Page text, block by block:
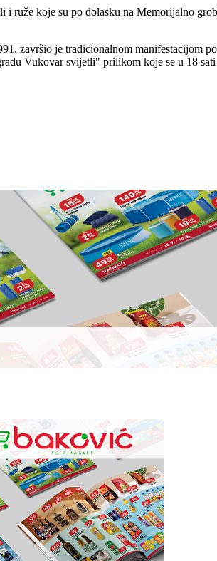
i ruže koje su po dolasku na Memorijalno
završio je tradicionalnom manifestacijom
Vukovar svijetli" prilikom koje se u 18